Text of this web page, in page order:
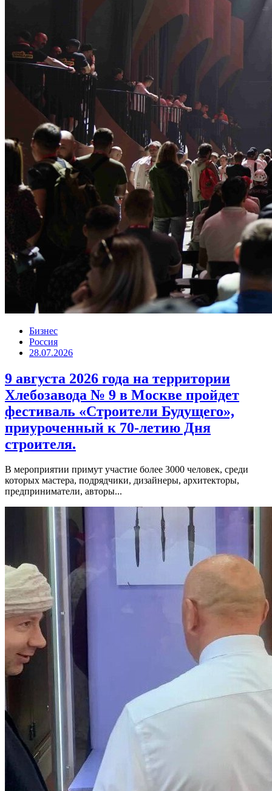
Бизнес
Россия
28.07.2026
9 августа 2026 года на территории
Хлебозавода № 9 в Москве пройдет
фестиваль «Строители Будущего»,
приуроченный к 70-летию Дня
строителя.
В мероприятии примут участие более 3000 человек, среди
которых мастера, подрядчики, дизайнеры, архитекторы,
предприниматели, авторы...